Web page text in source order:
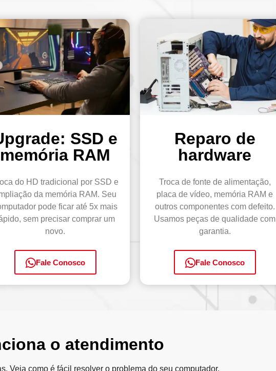
SSD e
memória RAM
do HD tradicional por SSD e
da memória RAM. Seu
pode ficar até 5x mais
sem precisar comprar um
novo.
Fale Conosco
Reparo de
hardware
Troca de fonte de alimentação,
placa de vídeo, memória RAM e
outros componentes com defeito.
Usamos peças de qualidade com
garantia.
Fale Conosco
o atendimento
Veja como é fácil resolver o problema do seu computador.